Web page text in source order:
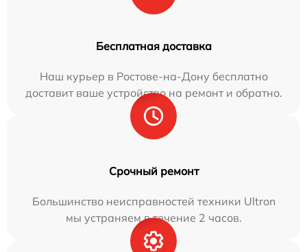
Бесплатная доставка
Наш курьер в Ростове-на-Дону бесплатно
доставит ваше устройство на ремонт и обратно.
Срочный ремонт
Большинство неисправностей техники Ultron
мы устраняем в течение 2 часов.